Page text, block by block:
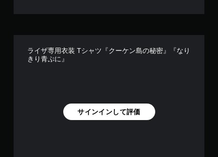
ライザ専用衣装 Tシャツ『クーケン島の秘密』『なり
きり青ぷに』
サインインして評価